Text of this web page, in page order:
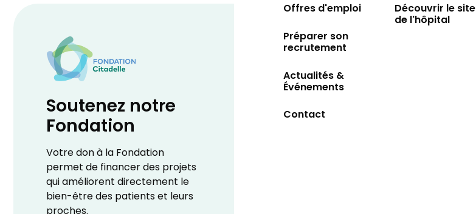
Soutenez notre
Fondation
Votre don à la Fondation
permet de financer des projets
qui améliorent directement le
bien-être des patients et leurs
Offres d'emploi
Préparer son
recrutement
Actualités &
Événements
Contact
Découvrir le site
de l'hôpital